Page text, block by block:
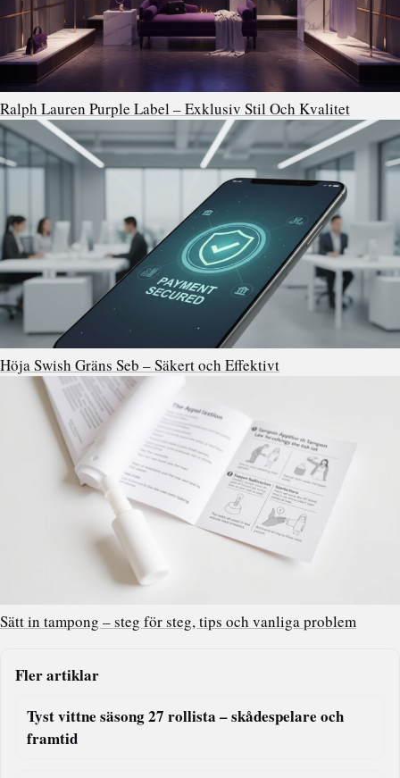
Ralph Lauren Purple Label – Exklusiv Stil Och Kvalitet
Höja Swish Gräns Seb – Säkert och Effektivt
Sätt in tampong – steg för steg, tips och vanliga problem
Fler artiklar
Tyst vittne säsong 27 rollista – skådespelare och
framtid